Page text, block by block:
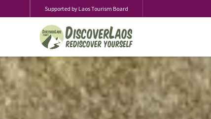
Supported by Laos Tourism Board